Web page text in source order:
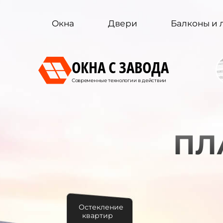
Окна Двери Балконы и
ОКНА С ЗАВОДА
Современные технологии в действии
Остекление
квартир